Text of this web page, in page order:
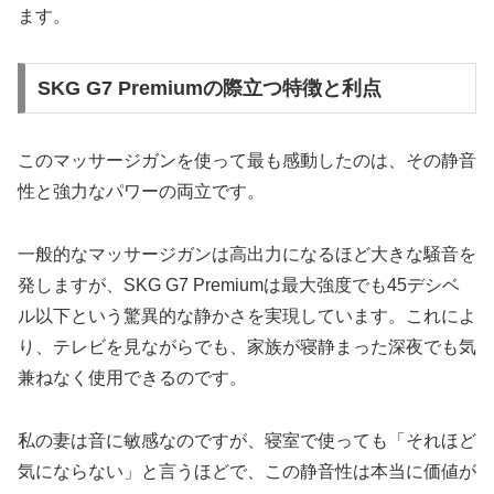
ます。
SKG G7 Premiumの際立つ特徴と利点
このマッサージガンを使って最も感動したのは、その静音
性と強力なパワーの両立です。
一般的なマッサージガンは高出力になるほど大きな騒音を
発しますが、SKG G7 Premiumは最大強度でも45デシベ
ル以下という驚異的な静かさを実現しています。これによ
り、テレビを見ながらでも、家族が寝静まった深夜でも気
兼ねなく使用できるのです。
私の妻は音に敏感なのですが、寝室で使っても「それほど
気にならない」と言うほどで、この静音性は本当に価値が